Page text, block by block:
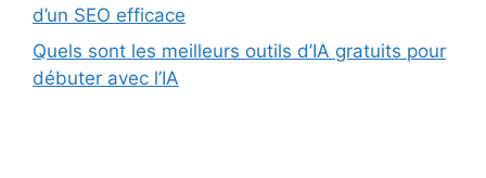
d’un SEO efficace
Quels sont les meilleurs outils d’IA gratuits pour
débuter avec l’IA